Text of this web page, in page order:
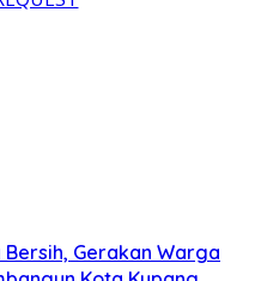
Gerakan Warga